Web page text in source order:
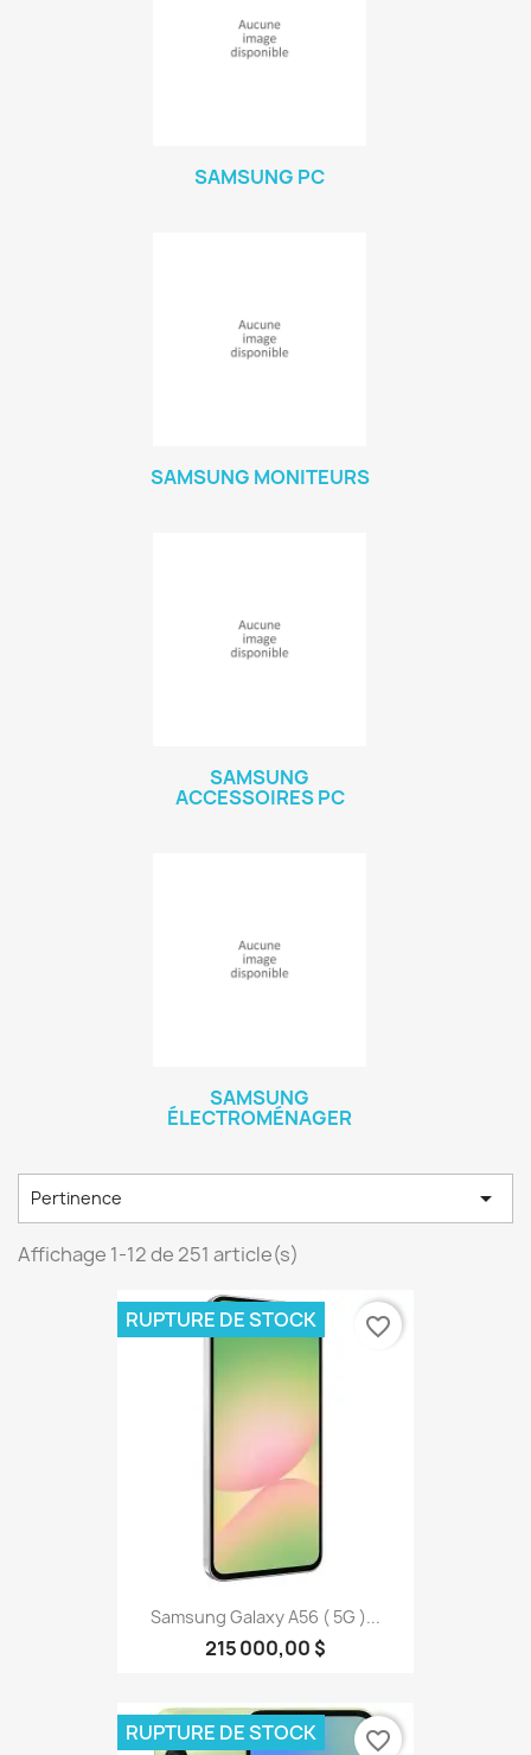
SAMSUNG PC
SAMSUNG MONITEURS
SAMSUNG
ACCESSOIRES PC
SAMSUNG
ÉLECTROMÉNAGER
Pertinence 
Affichage 1-12 de 251 article(s)
Samsung Galaxy A56 ( 5G )...
215 000,00 $
RUPTURE DE STOCK favorite_border
RUPTURE DE STOCK favorite_border